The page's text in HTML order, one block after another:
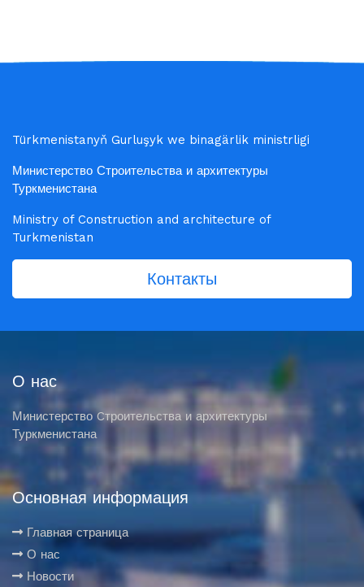
Türkmenistanyň Gurluşyk we binagärlik ministrligi
Министерство Строительства и архитектуры
Туркменистана
Ministry of Construction and architecture of
Turkmenistan
Контакты
О нас
Министерство Cтроительства и архитектуры
Туркменистана
Основная информация
Главная страница
О нас
Новости